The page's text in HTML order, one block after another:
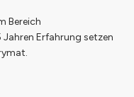
Bereich
Erfahrung setzen